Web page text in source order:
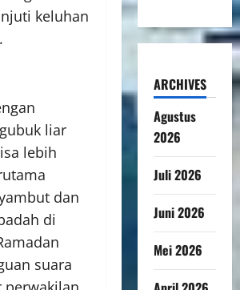
keluhan
liar
lebih
dan
di
suara
ARCHIVES
Agustus
2026
Juli 2026
Juni 2026
Mei 2026